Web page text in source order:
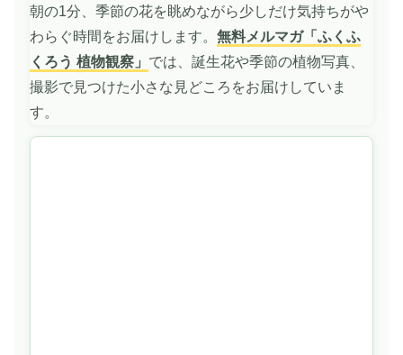
生
朝の1分、季節の花を眺めながら少しだけ気持ちがや
わらぐ時間をお届けします。 無料メルマガ「ふくふ
くろう 植物観察」 では、誕生花や季節の植物写真、
撮影で見つけた小さな見どころをお届けしていま
す。